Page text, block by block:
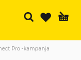
Pro -kampanja